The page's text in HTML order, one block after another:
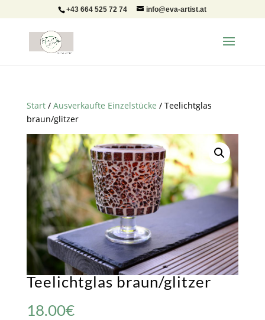
+43 664 525 72 74 info@eva-artist.at
Start/ Ausverkaufte Einzelstücke / Teelichtglas
braun/glitzer
Teelichtglas braun/glitzer
18.00€